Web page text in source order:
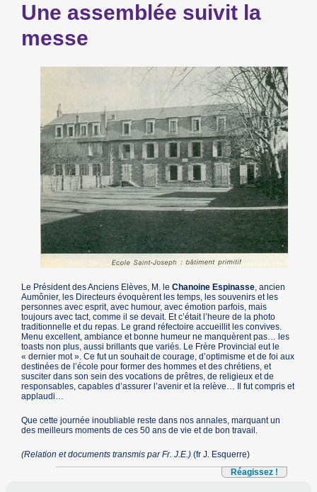
Une assemblée suivit la
messe
Le Président des Anciens Elèves, M. leChanoine Espinasse, ancien
Aumônier, les Directeurs évoquèrent les temps, les souvenirs et les
personnes avec esprit, avec humour, avec émotion parfois, mais
toujours avec tact, comme il se devait. Et c’était l’heure de la photo
traditionnelle et du repas. Le grand réfectoire accueillit les convives.
Menu excellent, ambiance et bonne humeur ne manquèrent pas… les
toasts non plus, aussi brillants que variés. Le Frère Provincial eut le
« dernier mot ». Ce fut un souhait de courage, d’optimisme et de foi aux
destinées de l’école pour former des hommes et des chrétiens, et
susciter dans son sein des vocations de prêtres, de religieux et de
responsables, capables d’assurer l’avenir et la relève… Il fut compris et
applaudi…
Que cette journée inoubliable reste dans nos annales, marquant un
des meilleurs moments de ces 50 ans de vie et de bon travail.
(Relation et documents transmis par Fr. J.E.) (fr J. Esquerre)
Réagissez !